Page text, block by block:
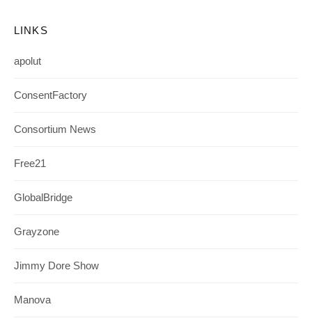
LINKS
apolut
ConsentFactory
Consortium News
Free21
GlobalBridge
Grayzone
Jimmy Dore Show
Manova